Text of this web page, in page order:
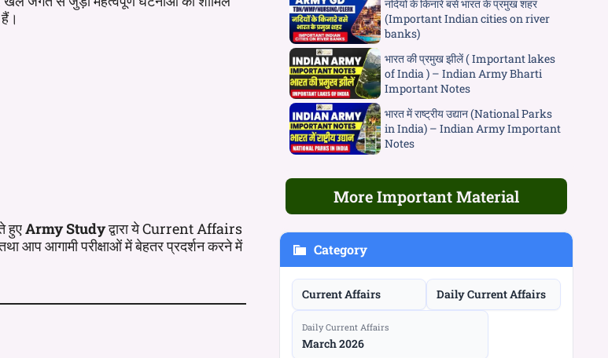
हुएArmy Studyद्वारा ये Current Affairs
आप आगामी परीक्षाओं में बेहतर प्रदर्शन करने में
नदियों के किनारे बसे भारत के प्रमुख शहर
(Important Indian cities on river
banks)
भारत की प्रमुख झीलें ( Important lakes
of India ) – Indian Army Bharti
Important Notes
भारत में राष्ट्रीय उद्यान (National Parks
in India) – Indian Army Important
Notes
More Important Material
Category
Current Affairs Daily Current Affairs
Daily Current Affairs
March 2026